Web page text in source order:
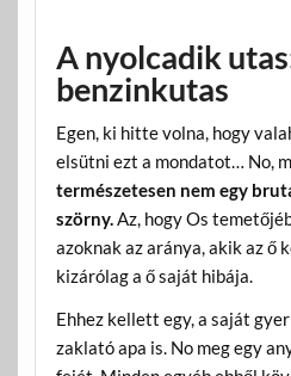
A nyolcadik
benzinkutas
Egen, ki hitte volna, hogy
elsütni ezt a mondatot… No,
természetesen nem egy
szörny.Az, hogy Os
azoknak az aránya, akik az ő
kizárólag a ő saját hibája.
Ehhez kellett egy, a saját
zaklató apa is. No meg egy